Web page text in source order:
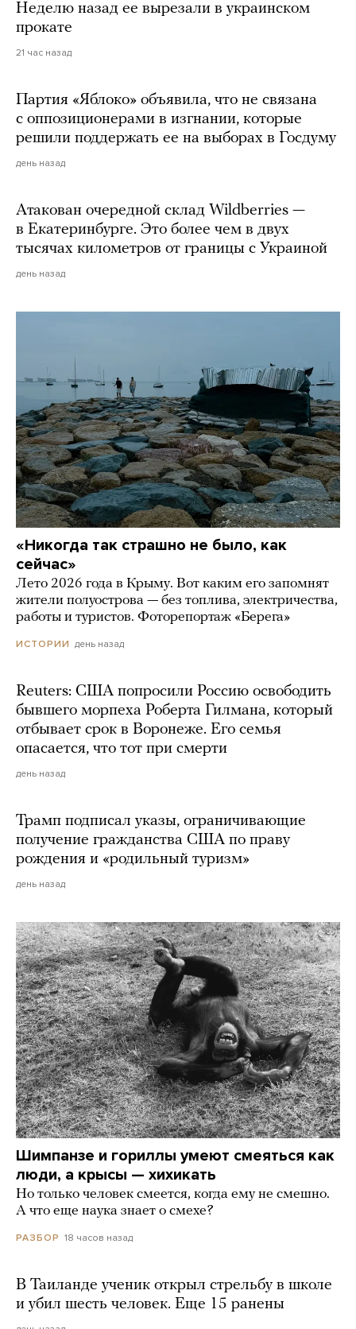
Неделю назад ее вырезали в украинском
прокате
21 час назад
Партия «Яблоко» объявила, что не связана
с оппозиционерами в изгнании, которые
решили поддержать ее на выборах в Госдуму
день назад
Атакован очередной склад Wildberries —
в Екатеринбурге. Это более чем в двух
тысячах километров от границы с Украиной
день назад
«Никогда так страшно не было, как
сейчас»
Лето 2026 года в Крыму. Вот каким его запомнят
жители полуострова — без топлива, электричества,
работы и туристов. Фоторепортаж «Берега»
ИСТОРИИ день назад
Reuters: США попросили Россию освободить
бывшего морпеха Роберта Гилмана, который
отбывает срок в Воронеже. Его семья
опасается, что тот при смерти
день назад
Трамп подписал указы, ограничивающие
получение гражданства США по праву
рождения и «родильный туризм»
день назад
Шимпанзе и гориллы умеют смеяться как
люди, а крысы — хихикать
Но только человек смеется, когда ему не смешно.
А что еще наука знает о смехе?
РАЗБОР 18 часов назад
В Таиланде ученик открыл стрельбу в школе
и убил шесть человек. Еще 15 ранены